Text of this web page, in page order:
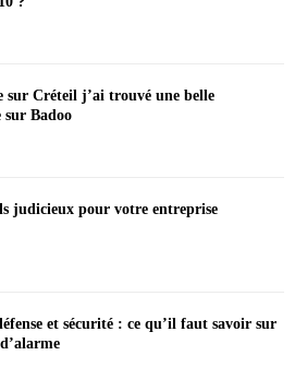
sur Créteil j’ai trouvé une belle
sur Badoo
judicieux pour votre entreprise
et sécurité : ce qu’il faut savoir sur